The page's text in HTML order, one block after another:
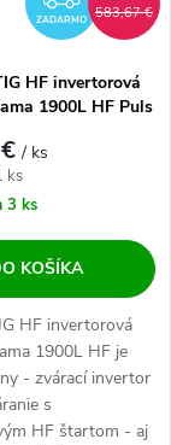
ZADARMO 583,67 €
HF invertorová
1900L HF Puls
€/ ks
ks
3 ks
KOŠÍKA
HF invertorová
1900L HF je
- zvárací invertor
s
HF štartom - aj